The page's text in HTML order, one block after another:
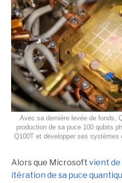
Avec sa dernière levée de fonds,
production de sa puce 100 qubits
Q100T et développer ses systèmes
Alors que Microsoft vient
itération de sa puce